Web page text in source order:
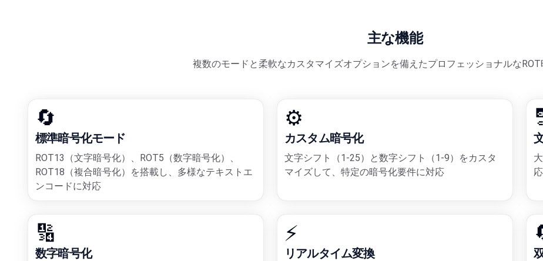
主な機能
複数のモードと柔軟なカスタマイズオプションを備えたプロフェッショナルな
🔄
標準暗号化モード
ROT13（文字暗号化）、ROT5（数字暗号化）、
ROT18（複合暗号化）を搭載し、多様なテキストエ
ンコードに対応
⚙️
カスタム暗号化
文字シフト（1-25）と数字シフト（1-9）をカスタ
マイズして、特定の暗号化要件に対応
🔢
数字暗号化
⚡
リアルタイム変換